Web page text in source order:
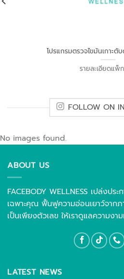
โปรแกรมตรวจไขมันเกาะตั
รายละเอียดแพ็
FOLLOW ON
No images found.
ABOUT US
FACEBODY WELLNESS เปล่งป
เฉพาะคุณ ฟื้นฟูความอ่อนเยาว์จากภ
เป็นเพียงตัวเลข ให้เราดูแลความงาม
LATEST NEWS